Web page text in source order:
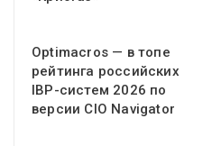
Optimacros — в топе
рейтинга российских
IBP-систем 2026 по
версии CIO Navigator